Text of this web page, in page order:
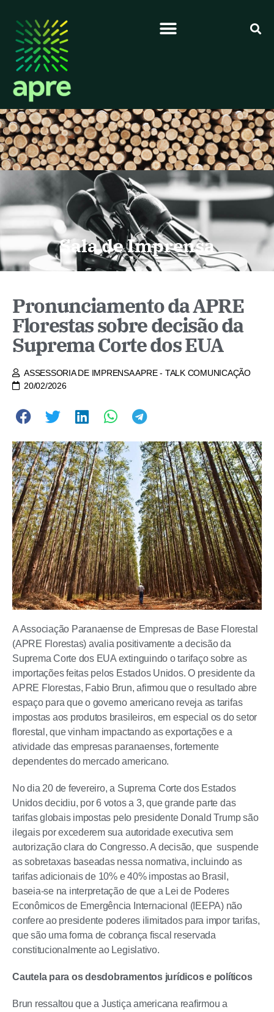
Sala de Imprensa
Pronunciamento da APRE
Florestas sobre decisão da
Suprema Corte dos EUA
ASSESSORIA DE IMPRENSA APRE - TALK COMUNICAÇÃO
20/02/2026
A Associação Paranaense de Empresas de Base Florestal
(APRE Florestas) avalia positivamente a decisão da
Suprema Corte dos EUA extinguindo o tarifaço sobre as
importações feitas pelos Estados Unidos. O presidente da
APRE Florestas, Fabio Brun, afirmou que o resultado abre
espaço para que o governo americano reveja as tarifas
impostas aos produtos brasileiros, em especial os do setor
florestal, que vinham impactando as exportações e a
atividade das empresas paranaenses, fortemente
dependentes do mercado americano.
No dia 20 de fevereiro, a Suprema Corte dos Estados
Unidos decidiu, por 6 votos a 3, que grande parte das
tarifas globais impostas pelo presidente Donald Trump são
ilegais por excederem sua autoridade executiva sem
autorização clara do Congresso. A decisão, que suspende
as sobretaxas baseadas nessa normativa, incluindo as
tarifas adicionais de 10% e 40% impostas ao Brasil,
baseia-se na interpretação de que a Lei de Poderes
Econômicos de Emergência Internacional (IEEPA) não
confere ao presidente poderes ilimitados para impor tarifas,
que são uma forma de cobrança fiscal reservada
constitucionalmente ao Legislativo.
Cautela para os desdobramentos jurídicos e políticos
Brun ressaltou que a Justiça americana reafirmou a